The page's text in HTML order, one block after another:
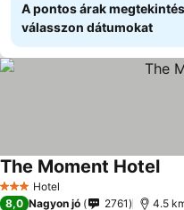
A pontos árak
válasszon dátumokat
3 Kategória
Hotel
The Moment Hotel
8,0 Nagyon jó 2761 4.5